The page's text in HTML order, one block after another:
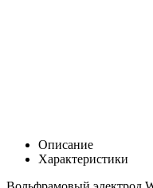
Описание
Характеристики